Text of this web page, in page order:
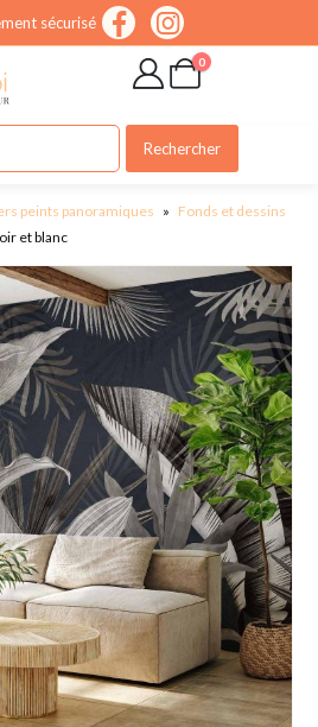
sécurisé
0
Rechercher
peints panoramiques » Fonds et dessins
et blanc